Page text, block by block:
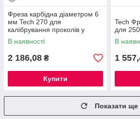
Фреза карбідна діаметром 6
мм Tech 270 для
калібрування проколів у
шинах
В наявності
2 186,08 ₴
Купити
Tech
для
В
1
Показати ще